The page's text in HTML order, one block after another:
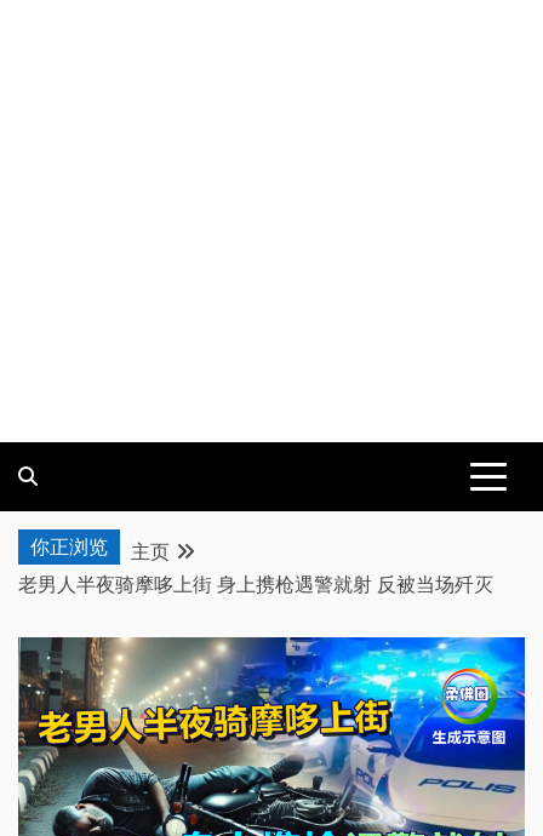
你正浏览
主页
老男人半夜骑摩哆上街 身上携枪遇警就射 反被当场歼灭